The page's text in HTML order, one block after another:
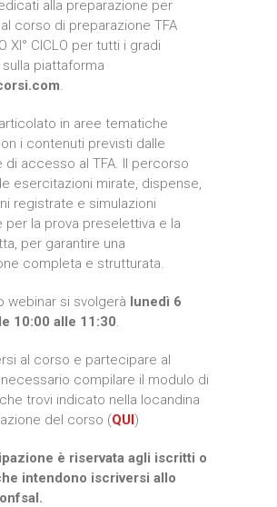
alla preparazione per
corso di preparazione TFA
XI° CICLO per tutti i gradi
piattaforma
in aree tematiche
i contenuti previsti dalle
di accesso al TFA. Il percorso
esercitazioni mirate, dispense,
registrate e simulazioni
per la prova preselettiva e la
per garantire una
completa e strutturata.
webinar si svolgerà lunedì 6
10:00 alle 11:30
al corso e partecipare al
compilare il modulo di
trovi indicato nella locandina
del corso (QUI)
è riservata agli iscritti o
intendono iscriversi allo